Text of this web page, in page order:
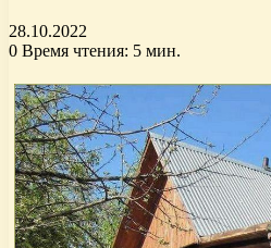
28.10.2022
0 Время чтения: 5 мин.